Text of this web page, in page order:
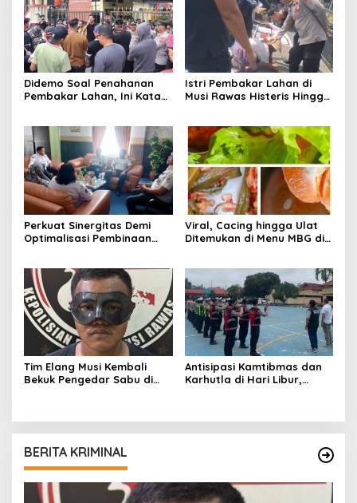
Didemo Soal Penahanan
Pembakar Lahan, Ini Kata
Istri Pembakar Lahan di
Musi Rawas Histeris Hingga
Perkuat Sinergitas Demi
Optimalisasi Pembinaan
Viral, Cacing hingga Ulat
Ditemukan di Menu MBG di
Tim Elang Musi Kembali
Bekuk Pengedar Sabu di
Antisipasi Kamtibmas dan
Karhutla di Hari Libur,
BERITA KRIMINAL